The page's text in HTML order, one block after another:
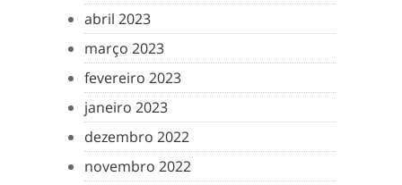
abril 2023
março 2023
fevereiro 2023
janeiro 2023
dezembro 2022
novembro 2022